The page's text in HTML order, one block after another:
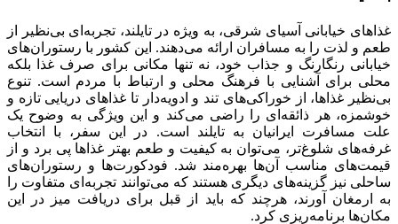
غذاهای خیابانی آسیای شرقی، به ویژه در تایلند، تجربه‌ای بی‌نظیر از
طعم و لذت را به مسافران ارائه می‌دهند. این کشور با رستوران‌های
خیابانی رنگارنگ و جذاب خود، نه تنها مکانی برای صرف غذا بلکه
محلی برای آشنایی با فرهنگ محلی و ارتباط با مردم است. تنوع
بی‌نظیر غذاها، از خوراکی‌های تند و ادویه‌دار تا غذاهای دریایی تازه و
خوشمزه، هر ذائقه‌ای را راضی می‌کند و این ویژگی به وضوح یک
علت مسافرت ایرانیان به تایلند است. در این سفر، با انتخاب
غرفه‌های شلوغ‌تر، می‌توان به کیفیت و طعم بهتر غذاها پی برد و از
قیمت‌های مناسب آن‌ها بهره‌مند شد. فودکورت‌ها و رستوران‌های
ساحلی نیز گزینه‌های دیگری هستند که می‌توانند تجربه‌ای متفاوت را
به ارمغان آورند، هرچند که باید از قبل برای دریافت میز در این
مکان‌ها برنامه‌ریزی کرد.